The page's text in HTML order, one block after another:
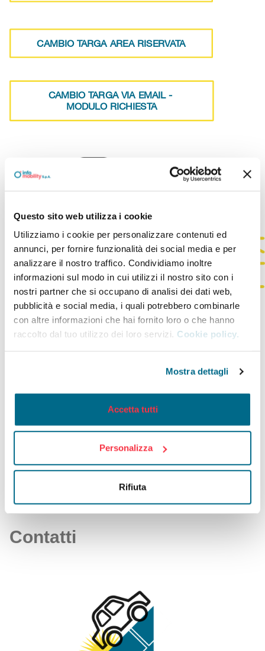
Questo sito web utilizza i cookie
Utilizziamo i cookie per personalizzare contenuti ed
annunci, per fornire funzionalità dei social media e per
analizzare il nostro traffico. Condividiamo inoltre
informazioni sul modo in cui utilizzi il nostro sito con i
nostri partner che si occupano di analisi dei dati web,
pubblicità e social media, i quali potrebbero combinarle
con altre informazioni che hai fornito loro o che hanno
raccolto dal tuo utilizzo dei loro servizi. Cookie policy.
Mostra dettagli
Accetta tutti
Personalizza
Rifiuta
CAMBIO TARGA AREA RISERVATA
CAMBIO TARGA VIA EMAIL -
MODULO RICHIESTA
Per richiedere il duplicato del TAG smarrito o lasciato sul
Duplicato TAGinviare il
Tariffa: 5 €
MODULO RICHIESTA
Contatti